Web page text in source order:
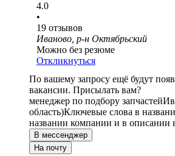
4.0
•
19 отзывов
Иваново, р-н Октябрьский
Можно без резюме
Откликнуться
По вашему запросу ещё будут
вакансии. Присылать вам?
менеджер по подбору запчастей
область)Ключевые слова в
названии компании и в описании
В мессенджер
На почту